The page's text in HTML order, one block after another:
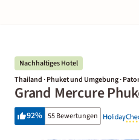
Nachhaltiges Hotel
Thailand · Phuket und Umgebung ·
Grand Mercure
92% 55 Bewertungen